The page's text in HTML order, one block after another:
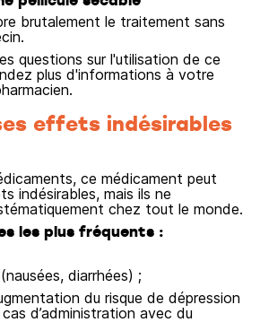
brutalement le traitement sans
questions sur l'utilisation de ce
plus d'informations à votre
effets indésirables
ce médicament peut
indésirables, mais ils ne
chez tout le monde.
les plus fréquents :
diarrhées) ;
du risque de dépression
d’administration avec du